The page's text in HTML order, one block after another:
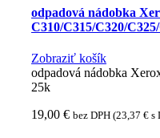
odpadová nádobka
C310/C315/C320/
Zobraziť košík
odpadová nádobka
25k
19,00€ bez DPH (23,37€ s